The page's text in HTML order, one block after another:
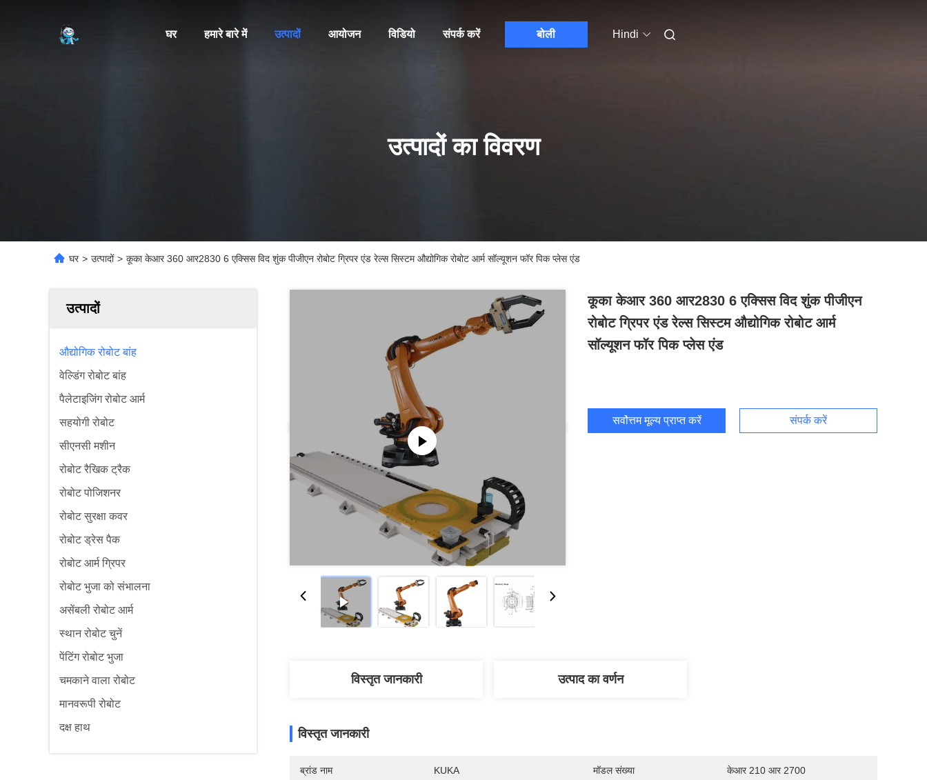
घर हमारे बारे में उत्पादों आयोजन विडियो संपर्क करें बोली Hindi
उत्पादों का विवरण
घर > उत्पादों > कूका केआर 360 आर2830 6 एक्सिस विद शुंक पीजीएन रोबोट ग्रिपर एंड रेल्स सिस्टम औद्योगिक रोबोट आर्म सॉल्यूशन फॉर पिक प्लेस एंड
उत्पादों
औद्योगिक रोबोट बांह
वेल्डिंग रोबोट बांह
पैलेटाइजिंग रोबोट आर्म
सहयोगी रोबोट
सीएनसी मशीन
रोबोट रैखिक ट्रैक
रोबोट पोजिशनर
रोबोट सुरक्षा कवर
रोबोट ड्रेस पैक
रोबोट आर्म ग्रिपर
रोबोट भुजा को संभालना
असेंबली रोबोट आर्म
स्थान रोबोट चुनें
पेंटिंग रोबोट भुजा
चमकाने वाला रोबोट
मानवरूपी रोबोट
दक्ष हाथ
कूका केआर 360 आर2830 6 एक्सिस विद शुंक पीजीएन
रोबोट ग्रिपर एंड रेल्स सिस्टम औद्योगिक रोबोट आर्म
सॉल्यूशन फॉर पिक प्लेस एंड
सर्वोत्तम मूल्य प्राप्त करें संपर्क करें
विस्तृत जानकारी उत्पाद का वर्णन
विस्तृत जानकारी
ब्रांड नाम KUKA मॉडल संख्या केआर 210 आर 2700